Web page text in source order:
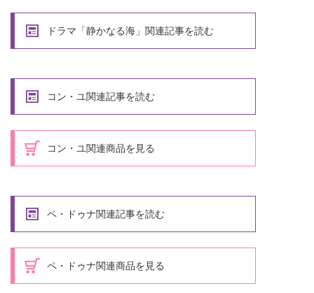
ドラマ「静かなる海」関連記事を読む
コン・ユ関連記事を読む
コン・ユ関連商品を見る
ペ・ドゥナ関連記事を読む
ペ・ドゥナ関連商品を見る